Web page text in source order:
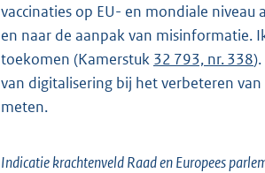
vaccinaties op EU- en mondiale
en naar de aanpak van misinformatie.
toekomen (Kamerstuk 32 793, nr. 338
van digitalisering bij het verbeteren
meten.
Indicatie krachtenveld Raad en Europees